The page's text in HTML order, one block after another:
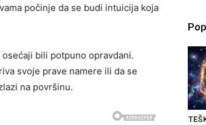
počinje da se budi intuicija koja
bili potpuno opravdani.
svoje prave namere ili da se
na površinu.